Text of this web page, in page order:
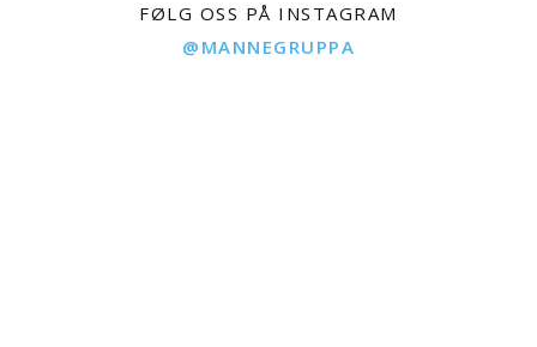
FØLG OSS PÅ INSTAGRAM
@MANNEGRUPPA